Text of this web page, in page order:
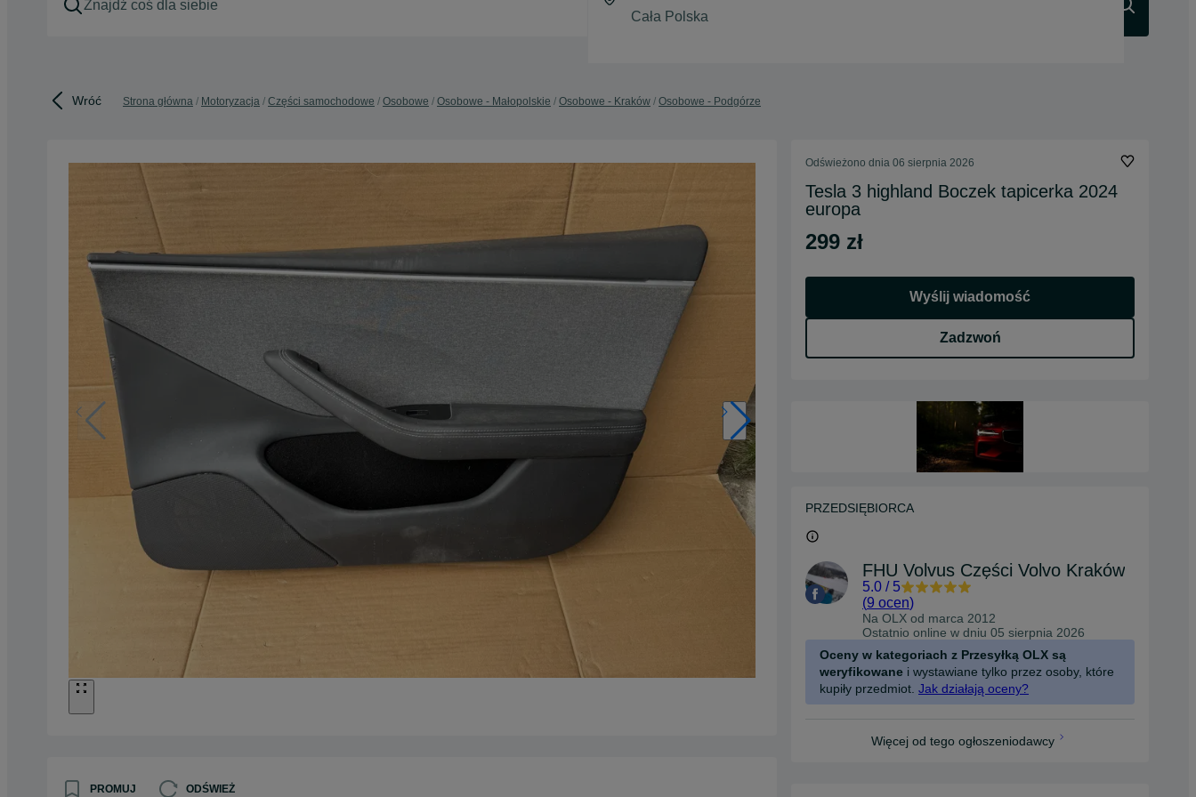
Wróć Strona główna Motoryzacja Części samochodowe Osobowe Osobowe - Małopolskie Osobowe - Kraków Osobowe - Podgórze
PROMUJ ODŚWIEŻ
Odświeżono dnia 06 sierpnia 2026
Tesla 3 highland Boczek tapicerka 2024
europa
299 zł
Wyślij wiadomość
Zadzwoń
PRZEDSIĘBIORCA
FHU Volvus Części Volvo Kraków
5.0 / 5
(9 ocen)
Na OLX od marca 2012
Ostatnio online w dniu 05 sierpnia 2026
Oceny w kategoriach z Przesyłką OLX są
weryfikowane i wystawiane tylko przez osoby, które
kupiły przedmiot. Jak działają oceny?
Więcej od tego ogłoszeniodawcy